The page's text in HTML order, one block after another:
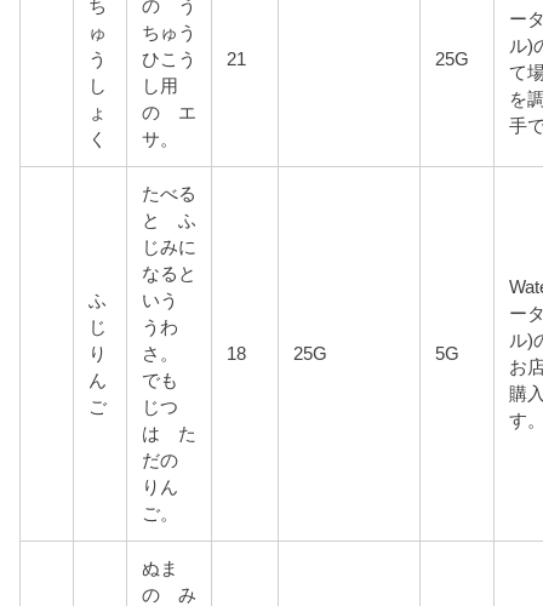
ち
ゅ
う
し
ょ
く
の う
ちゅう
ひこう
し用
の エ
サ。
21 25G
ー
ル)
て
を
手
ふ
じ
り
ん
ご
たべる
と ふ
じみに
なると
いう
うわ
さ。
でも
じつ
は た
だの
りん
ご。
18 25G 5G
ー
ル)
お
購
す
ぬま
の み